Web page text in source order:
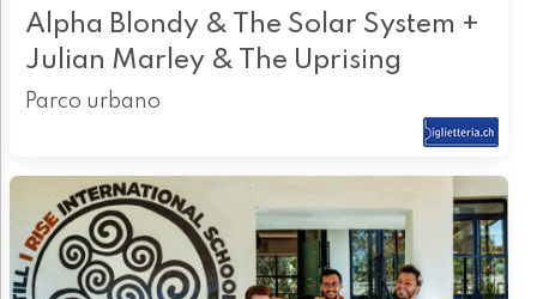
Alpha Blondy & The Solar System +
Julian Marley & The Uprising
Parco urbano